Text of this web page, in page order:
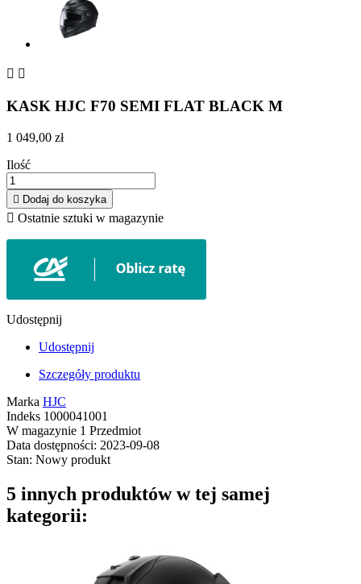
 
KASK HJC F70 SEMI FLAT BLACK M
1 049,00 zł
Ilość
 Dodaj do koszyka
 Ostatnie sztuki w magazynie
Udostępnij
Udostępnij
Szczegóły produktu
Marka HJC
Indeks 1000041001
W magazynie 1 Przedmiot
Data dostępności: 2023-09-08
Stan: Nowy produkt
5 innych produktów w tej samej
kategorii: